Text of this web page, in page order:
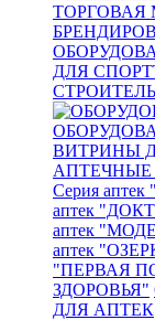
ТОРГОВАЯ
ДЛЯ
ВИТРИНЫ
Серия
аптек
аптек
аптек
"ПЕРВАЯ
ЗДОРОВЬЯ"
ДЛЯ АПТЕК